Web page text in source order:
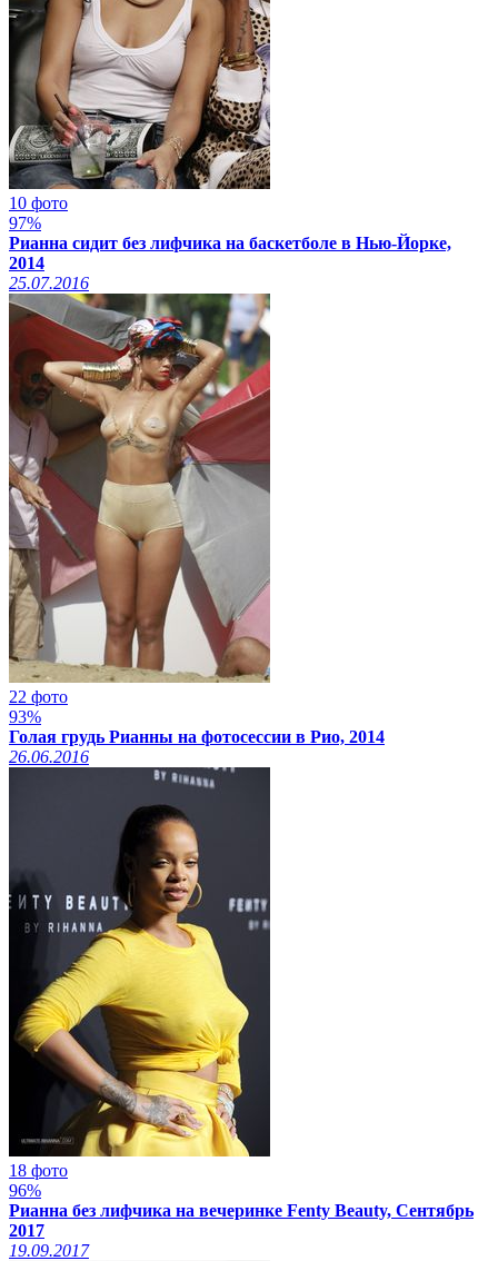
10 фото
97%
Рианна сидит без лифчика на баскетболе в Нью-Йорке,
2014
25.07.2016
22 фото
93%
Голая грудь Рианны на фотосессии в Рио, 2014
26.06.2016
18 фото
96%
Рианна без лифчика на вечеринке Fenty Beauty, Сентябрь
2017
19.09.2017